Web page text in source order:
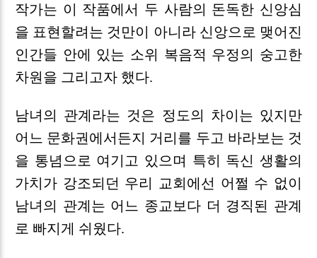
작가는 이 작품에서 두 사람의 돈독한 신앙심
을 표현할려는 것만이 아니라 신앙으로 맺어진
인간들 안에 있는 소위 복음적 우정의 숭고한
차원을 그리고자 했다.
남녀의 관계라는 것은 정도의 차이는 있지만
어느 문화권에서든지 거리를 두고 바라보는 것
을 통념으로 여기고 있으며 특히 독신 생활의
가치가 강조되던 우리 교회에선 어쩔 수 없이
남녀의 관계는 어느 종교보다 더 경직된 관계
로 빠지게 쉬웠다.